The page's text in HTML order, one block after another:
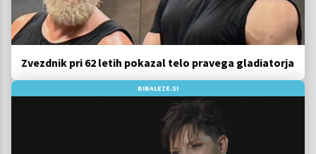
Zvezdnik pri 62 letih pokazal telo pravega gladiatorja
BIBALEZE.SI